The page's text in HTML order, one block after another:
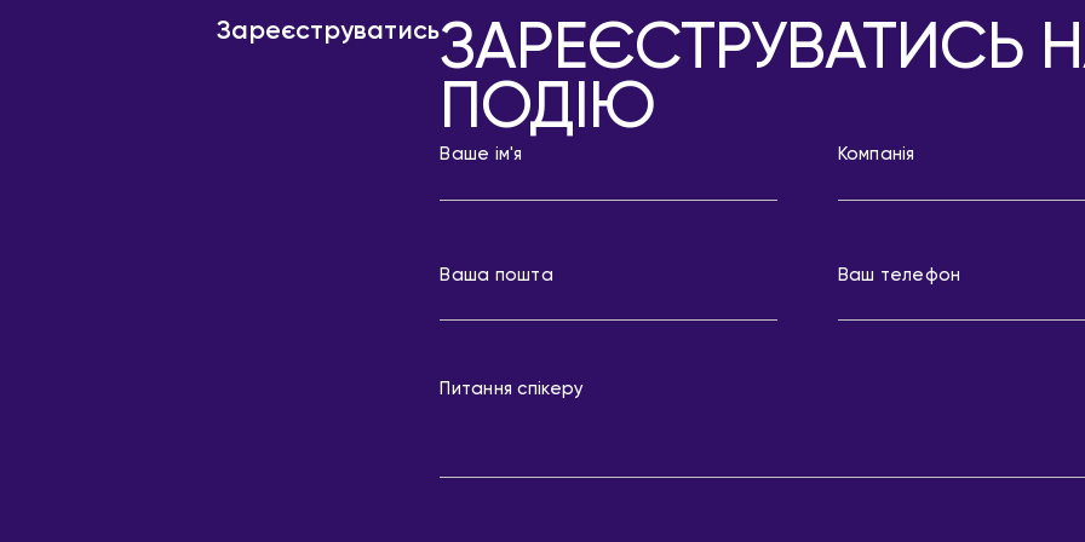
ЗареєструватисьЗАРЕЄСТРУВАТИСЬ
ПОДІЮ